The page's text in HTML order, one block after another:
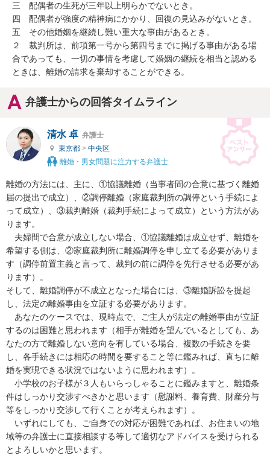
三　配偶者の生死が三年以上明らかでないとき。
四　配偶者が強度の精神病にかかり、回復の見込みがないとき。
五　その他婚姻を継続し難い重大な事由があるとき。
２　裁判所は、前項第一号から第四号までに掲げる事由がある場
合であっても、一切の事情を考慮して婚姻の継続を相当と認める
ときは、離婚の請求を棄却することができる。
弁護士からの回答タイムライン
清水 卓 弁護士
東京都 > 中央区
離婚・男女問題に注力する弁護士
離婚の方法には、主に、①協議離婚（当事者間の合意に基づく離婚
届の提出で成立）、②調停離婚（家庭裁判所の調停という手続によ
って成立）、③裁判離婚（裁判手続によって成立）という方法があ
ります。
夫婦間で合意が成立しない場合、①協議離婚は成立せず、離婚を
希望する側は、②家庭裁判所に離婚調停を申し立てる必要がありま
す（調停前置主義と言って、裁判の前に調停を先行させる必要があ
ります）。
そして、離婚調停が不成立となった場合には、③離婚訴訟を提起
し、法定の離婚事由を立証する必要があります。
あなたのケースでは、現時点で、ご主人が法定の離婚事由が立証
するのは困難と思われます（相手が離婚を望んでいるとしても、あ
なたの方で離婚しない意向を有している場合、複数の手続きを要
し、各手続きには相応の時間を要すること等に鑑みれば、直ちに離
婚を実現できる状況ではないように思われます）。
小学校のお子様が３人もいらっしゃることに鑑みますと、離婚条
件はしっかり交渉すべきかと思います（慰謝料、養育費、財産分与
等をしっかり交渉して行くことが考えられます）。
いずれにしても、ご自身での対応が困難であれば、お住まいの地
域等の弁護士に直接相談する等して適切なアドバイスを受けられる
とよろしいかと思います。